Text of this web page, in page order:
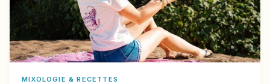
MIXOLOGIE & RECETTES